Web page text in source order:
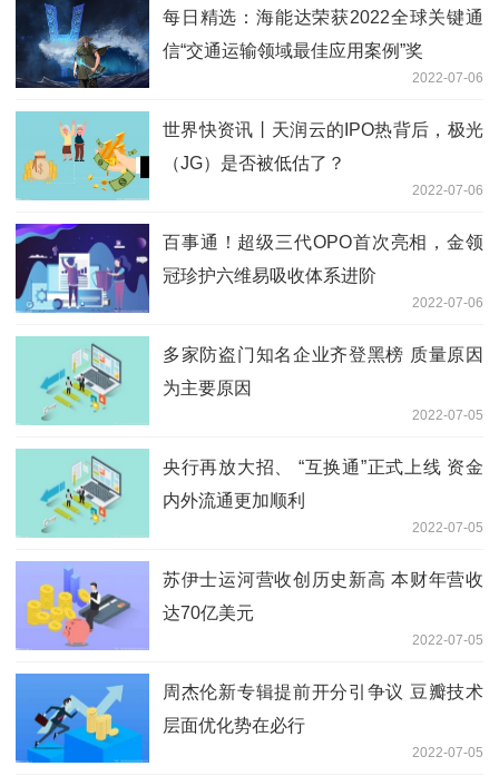
每日精选：海能达荣获2022全球关键通
信“交通运输领域最佳应用案例”奖
2022-07-06
世界快资讯丨天润云的IPO热背后，极光
（JG）是否被低估了？
2022-07-06
百事通！超级三代OPO首次亮相，金领
冠珍护六维易吸收体系进阶
2022-07-06
多家防盗门知名企业齐登黑榜 质量原因
为主要原因
2022-07-05
央行再放大招、 “互换通”正式上线 资金
内外流通更加顺利
2022-07-05
苏伊士运河营收创历史新高 本财年营收
达70亿美元
2022-07-05
周杰伦新专辑提前开分引争议 豆瓣技术
层面优化势在必行
2022-07-05